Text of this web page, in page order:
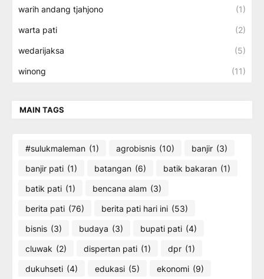
warih andang tjahjono (1)
warta pati (2)
wedarijaksa (5)
winong (11)
MAIN TAGS
#sulukmaleman (1) agrobisnis (10) banjir (3)
banjir pati (1) batangan (6) batik bakaran (1)
batik pati (1) bencana alam (3)
berita pati (76) berita pati hari ini (53)
bisnis (3) budaya (3) bupati pati (4)
cluwak (2) dispertan pati (1) dpr (1)
dukuhseti (4) edukasi (5) ekonomi (9)